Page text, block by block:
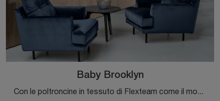
Baby Brooklyn
Con le poltroncine in tessuto di Flexteam come il modello Baby Brooklyn potrai ultimare il tuo progetto d'arredo.